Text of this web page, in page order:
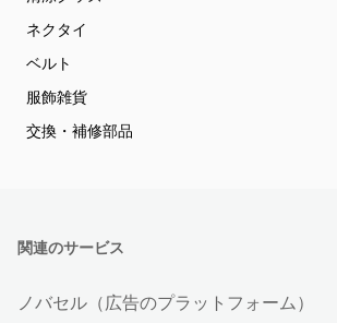
ネクタイ
ベルト
服飾雑貨
交換・補修部品
関連のサービス
ノバセル（広告のプラットフォーム）